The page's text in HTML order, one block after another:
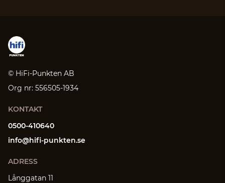
© HiFi-Punkten AB
Org nr: 556505-1934
KONTAKT
0500-410640
info@hifi-punkten.se
ADRESS
Långgatan 11